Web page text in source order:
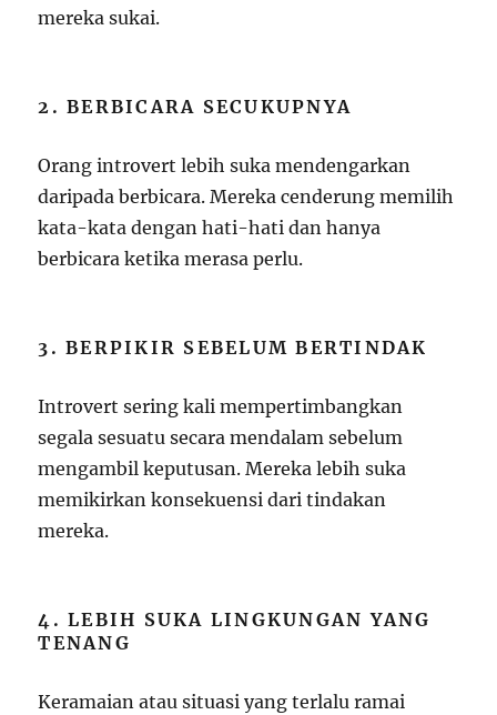
mereka sukai.
2. BERBICARA SECUKUPNYA
Orang introvert lebih suka mendengarkan
daripada berbicara. Mereka cenderung memilih
kata-kata dengan hati-hati dan hanya
berbicara ketika merasa perlu.
3. BERPIKIR SEBELUM BERTINDAK
Introvert sering kali mempertimbangkan
segala sesuatu secara mendalam sebelum
mengambil keputusan. Mereka lebih suka
memikirkan konsekuensi dari tindakan
mereka.
4. LEBIH SUKA LINGKUNGAN YANG
TENANG
Keramaian atau situasi yang terlalu ramai